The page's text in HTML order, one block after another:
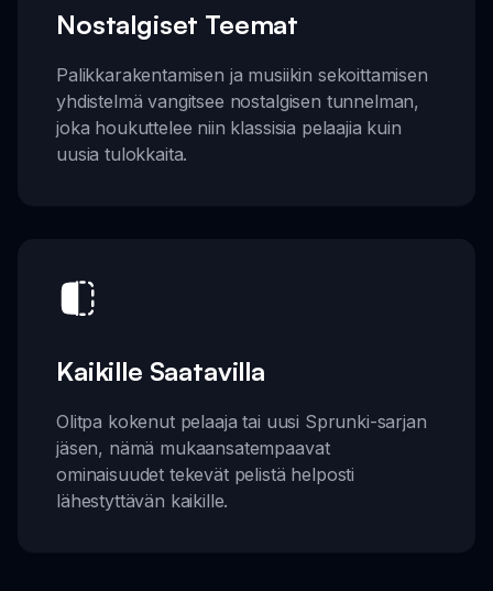
Nostalgiset Teemat
Palikkarakentamisen ja musiikin sekoittamisen
yhdistelmä vangitsee nostalgisen tunnelman,
joka houkuttelee niin klassisia pelaajia kuin
uusia tulokkaita.
Kaikille Saatavilla
Olitpa kokenut pelaaja tai uusi Sprunki-sarjan
jäsen, nämä mukaansatempaavat
ominaisuudet tekevät pelistä helposti
lähestyttävän kaikille.